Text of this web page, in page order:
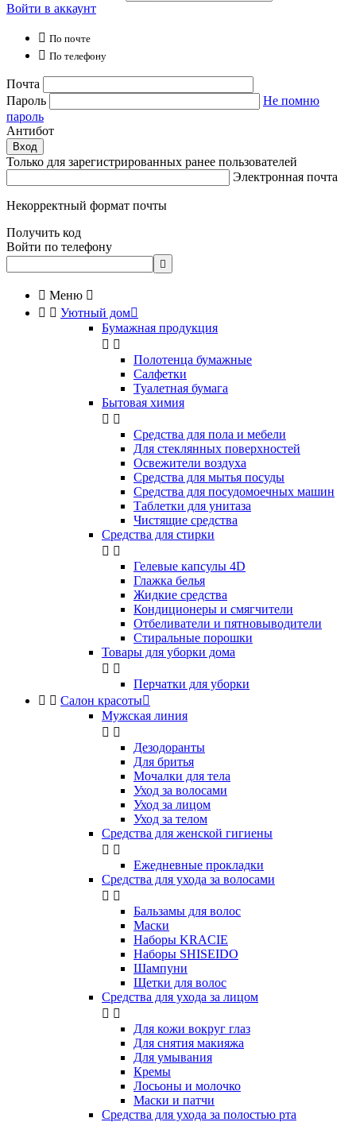
Войти в аккаунт
 По почте
 По телефону
Почта
Пароль
Не помню
пароль
Антибот
Вход
Только для зарегистрированных ранее пользователей
Электронная почта
Некорректный формат почты
Получить код
Войти по телефону

 Меню 
  Уютный дом
Бумажная продукция
 
Полотенца бумажные
Салфетки
Туалетная бумага
Бытовая химия
 
Cредства для пола и мебели
Для стеклянных поверхностей
Освежители воздуха
Средства для мытья посуды
Средства для посудомоечных машин
Таблетки для унитаза
Чистящие средства
Средства для стирки
 
Гелевые капсулы 4D
Глажка белья
Жидкие средства
Кондиционеры и смягчители
Отбеливатели и пятновыводители
Стиральные порошки
Товары для уборки дома
 
Перчатки для уборки
  Салон красоты
Мужская линия
 
Дезодоранты
Для бритья
Мочалки для тела
Уход за волосами
Уход за лицом
Уход за телом
Средства для женской гигиены
 
Ежедневные прокладки
Средства для ухода за волосами
 
Бальзамы для волос
Маски
Наборы KRACIE
Наборы SHISEIDO
Шампуни
Щетки для волос
Средства для ухода за лицом
 
Для кожи вокруг глаз
Для снятия макияжа
Для умывания
Кремы
Лосьоны и молочко
Маски и патчи
Средства для ухода за полостью рта